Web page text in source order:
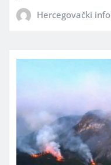
Hercegovački info